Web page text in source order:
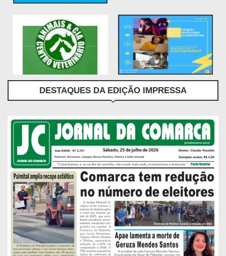
DESTAQUES DA EDIÇÃO IMPRESSA